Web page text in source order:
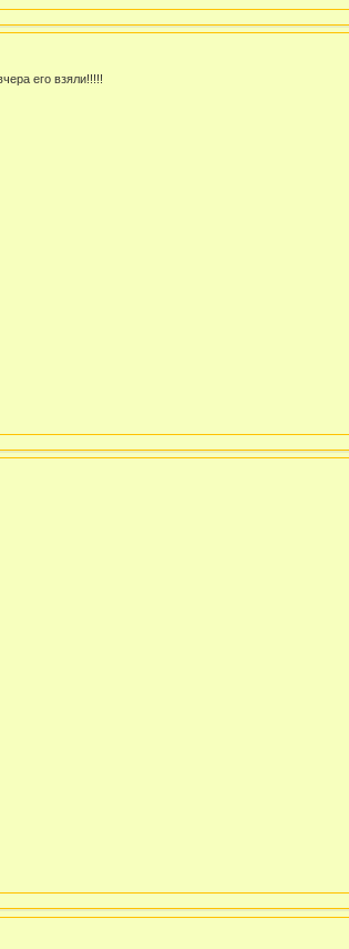
его взяли!!!!!